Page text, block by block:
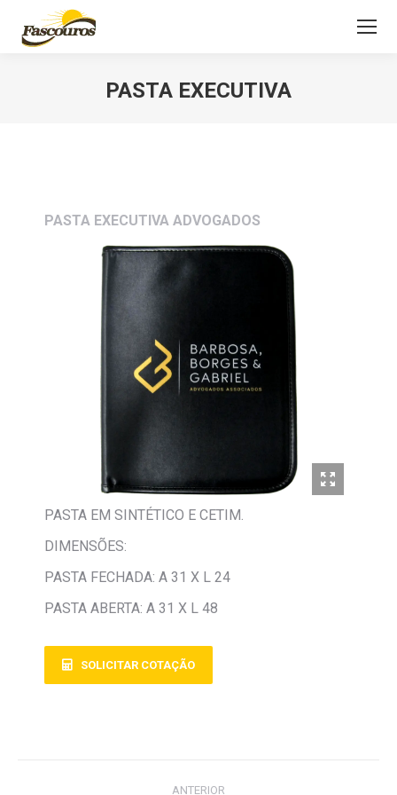
PASTA EXECUTIVA
PASTA EXECUTIVA ADVOGADOS
PASTA EM SINTÉTICO E CETIM.
DIMENSÕES:
PASTA FECHADA: A 31 X L 24
PASTA ABERTA: A 31 X L 48
SOLICITAR COTAÇÃO
ANTERIOR